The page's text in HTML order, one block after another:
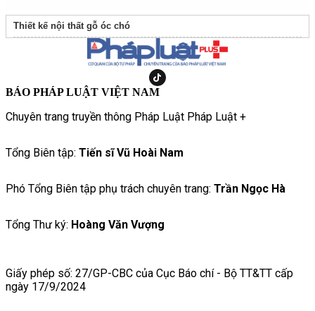
Thiết kế nội thất gỗ óc chó
BÁO PHÁP LUẬT VIỆT NAM
Chuyên trang truyền thông Pháp Luật Pháp Luật +
Tổng Biên tập: Tiến sĩ Vũ Hoài Nam
Phó Tổng Biên tập phụ trách chuyên trang: Trần Ngọc Hà
Tổng Thư ký: Hoàng Văn Vượng
Giấy phép số: 27/GP-CBC của Cục Báo chí - Bộ TT&TT cấp
ngày 17/9/2024